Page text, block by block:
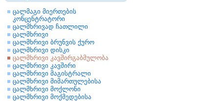
ცალმაგი მიერთების
კონცენტრატორი
ცალმხრივად ჩათლილი
ცალმხრივი
ცალმხრივი ბრუნვის ქურო
ცალმხრივი დისკი
ცალმხრივი კავშირგაბმულობა
ცალმხრივი კავშირი
ცალმხრივი მაგისტრალი
ცალმხრივი მიმართულებისა
ცალმხრივი მოქლონი
ცალმხრივი მოქმედებისა